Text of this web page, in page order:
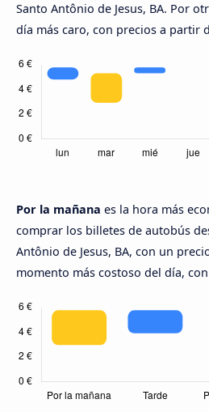
Santo Antônio de Jesus, BA. Por
día más caro, con precios a partir
Por la mañana es la hora más
comprar los billetes de autobús
Antônio de Jesus, BA, con un
momento más costoso del día,